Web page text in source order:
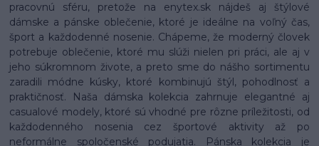
pracovnú sféru, pretože na enytex.sk nájdeš aj štýlové
dámske a pánske oblečenie, ktoré je ideálne na voľný čas,
šport a každodenné nosenie. Chápeme, že moderný človek
potrebuje oblečenie, ktoré mu slúži nielen pri práci, ale aj v
jeho súkromnom živote, a preto sme do nášho sortimentu
zaradili módne kúsky, ktoré kombinujú štýl, pohodlnosť a
praktičnosť. Naša dámska kolekcia zahrnuje elegantné aj
casualové modely, ktoré sú vhodné pre rôzne príležitosti, od
každodenného nosenia cez športové aktivity až po
neformálne spoločenské podujatia. Pánska kolekcia je